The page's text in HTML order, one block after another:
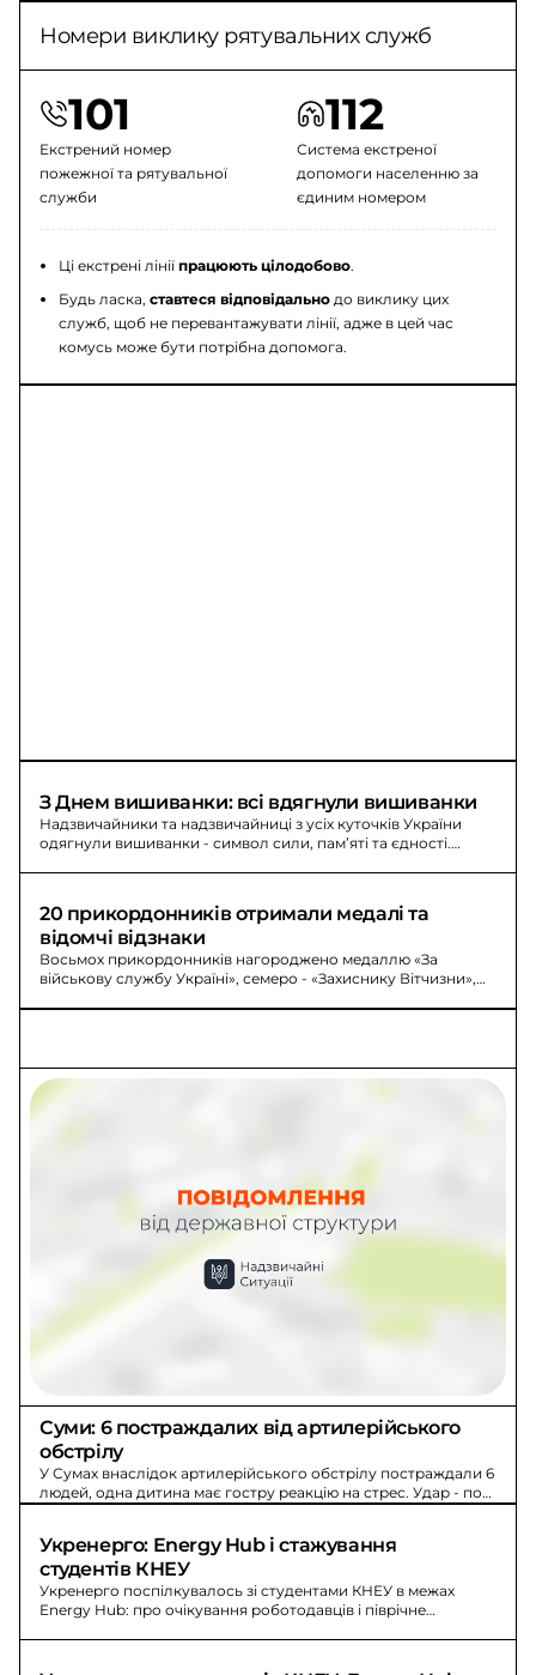
Номери виклику рятувальних служб
101
Екстрений номер
пожежної та рятувальної
служби
112
Система екстреної
допомоги населенню за
єдиним номером
Ці екстрені лініїпрацюють цілодобово.
Будь ласка,ставтеся відповідально до виклику цих
служб, щоб не перевантажувати лінії, адже в цей час
комусь може бути потрібна допомога.
З Днем вишиванки: всі вдягнули вишиванки
Надзвичайники та надзвичайниці з усіх куточків України
одягнули вишиванки - символ сили, пам’яті та єдності.
20 прикордонників отримали медалі та
відомчі відзнаки
Восьмох прикордонників нагороджено медаллю «За
військову службу Україні», семеро - «Захиснику Вітчизни»,
Суми: 6 постраждалих від артилерійського
обстрілу
У Сумах внаслідок артилерійського обстрілу постраждали 6
людей, одна дитина має гостру реакцію на стрес. Удар - по
Укренерго: Energy Hub і стажування
студентів КНЕУ
Укренерго поспілкувалось зі студентами КНЕУ в межах
Energy Hub: про очікування роботодавців і піврічне